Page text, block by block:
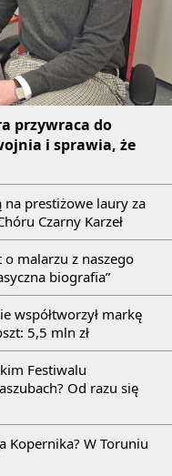
przywraca do
i sprawia, że
na prestiżowe laury za
Czarny Karzeł
malarzu z naszego
biografia”
współtworzył markę
5,5 mln zł
Festiwalu
Od razu się
Kopernika? W Toruniu